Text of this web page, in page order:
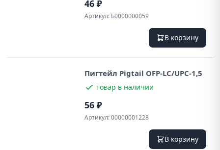
46 ₽
Артикул: Б0000000059
В корзину
Пигтейл Pigtail OFP-LC/UPC-1,5
товар в наличии
56 ₽
Артикул:00000001228
В корзину